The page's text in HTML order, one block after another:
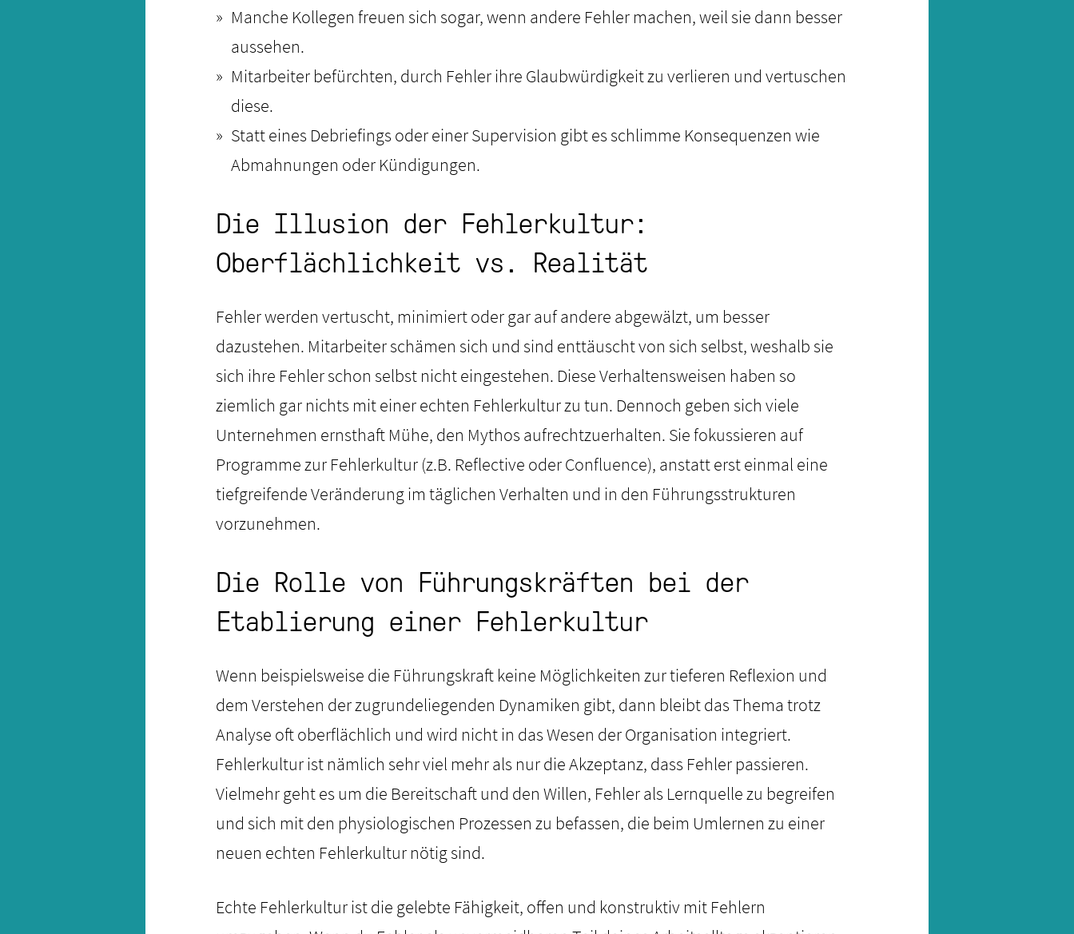
Manche Kollegen freuen sich sogar, wenn andere Fehler machen, weil sie dann besser
aussehen.
Mitarbeiter befürchten, durch Fehler ihre Glaubwürdigkeit zu verlieren und vertuschen
diese.
Statt eines Debriefings oder einer Supervision gibt es schlimme Konsequenzen wie
Abmahnungen oder Kündigungen.
Die Illusion der Fehlerkultur:
Oberflächlichkeit vs. Realität
Fehler werden vertuscht, minimiert oder gar auf andere abgewälzt, um besser
dazustehen. Mitarbeiter schämen sich und sind enttäuscht von sich selbst, weshalb sie
sich ihre Fehler schon selbst nicht eingestehen. Diese Verhaltensweisen haben so
ziemlich gar nichts mit einer echten Fehlerkultur zu tun. Dennoch geben sich viele
Unternehmen ernsthaft Mühe, den Mythos aufrechtzuerhalten. Sie fokussieren auf
Programme zur Fehlerkultur (z.B. Reflective oder Confluence), anstatt erst einmal eine
tiefgreifende Veränderung im täglichen Verhalten und in den Führungsstrukturen
vorzunehmen.
Die Rolle von Führungskräften bei der
Etablierung einer Fehlerkultur
Wenn beispielsweise die Führungskraft keine Möglichkeiten zur tieferen Reflexion und
dem Verstehen der zugrundeliegenden Dynamiken gibt, dann bleibt das Thema trotz
Analyse oft oberflächlich und wird nicht in das Wesen der Organisation integriert.
Fehlerkultur ist nämlich sehr viel mehr als nur die Akzeptanz, dass Fehler passieren.
Vielmehr geht es um die Bereitschaft und den Willen, Fehler als Lernquelle zu begreifen
und sich mit den physiologischen Prozessen zu befassen, die beim Umlernen zu einer
neuen echten Fehlerkultur nötig sind.
Echte Fehlerkultur ist die gelebte Fähigkeit, offen und konstruktiv mit Fehlern